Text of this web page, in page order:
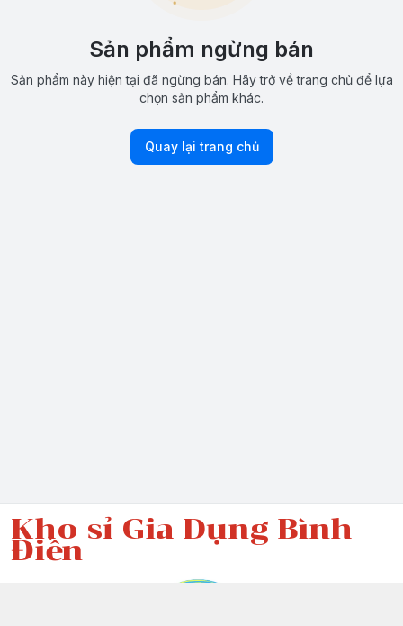
Sản phẩm ngừng bán
Sản phẩm này hiện tại đã ngừng bán. Hãy trở về trang chủ để lựa
chọn sản phẩm khác.
Quay lại trang chủ
Kho sỉ Gia Dụng Bình
Điền